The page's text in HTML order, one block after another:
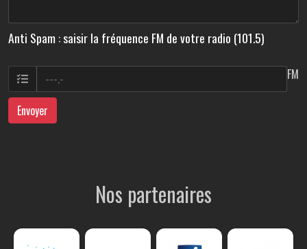
Anti Spam : saisir la fréquence FM de votre radio (101.5)
FM
Envoyer
Nos partenaires